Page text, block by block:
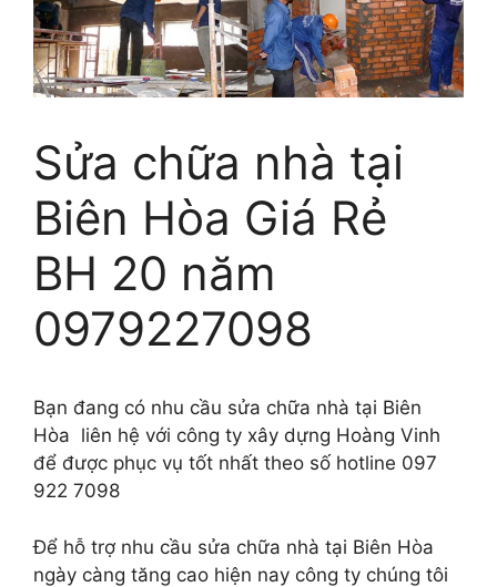
Sửa chữa nhà tại
Biên Hòa Giá Rẻ
BH 20 năm
0979227098
Bạn đang có nhu cầu sửa chữa nhà tại Biên
Hòa liên hệ với công ty xây dựng Hoàng Vinh
để được phục vụ tốt nhất theo số hotline 097
922 7098
Để hỗ trợ nhu cầu sửa chữa nhà tại Biên Hòa
ngày càng tăng cao hiện nay công ty chúng tôi